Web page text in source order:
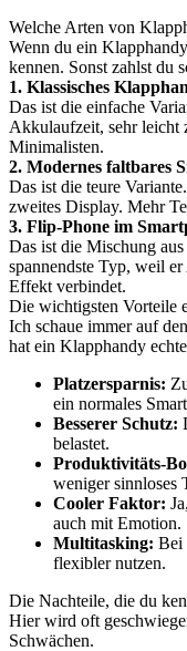
Welche Arten von
Wenn du ein
kennen. Sonst zahlst du
1. Klassisches
Das ist die einfache
Akkulaufzeit, sehr leicht
Minimalisten.
2. Modernes faltbares
Das ist die teure
zweites Display. Mehr
3. Flip-Phone im
Das ist die Mischung
spannendste Typ, weil
Effekt verbindet.
Die wichtigsten Vorteile
Ich schaue immer auf
hat ein Klapphandy
Platzersparnis:
ein normales
Besserer Schutz:
belastet.
Produktivitäts-
weniger sinnloses
Cooler Faktor:
auch mit Emotion.
Multitasking: Bei
flexibler nutzen.
Die Nachteile, die du
Hier wird oft
Schwächen.